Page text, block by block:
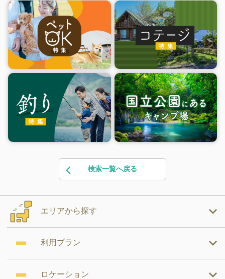
検索一覧へ戻る
エリアから探す
利用プラン
ロケーション